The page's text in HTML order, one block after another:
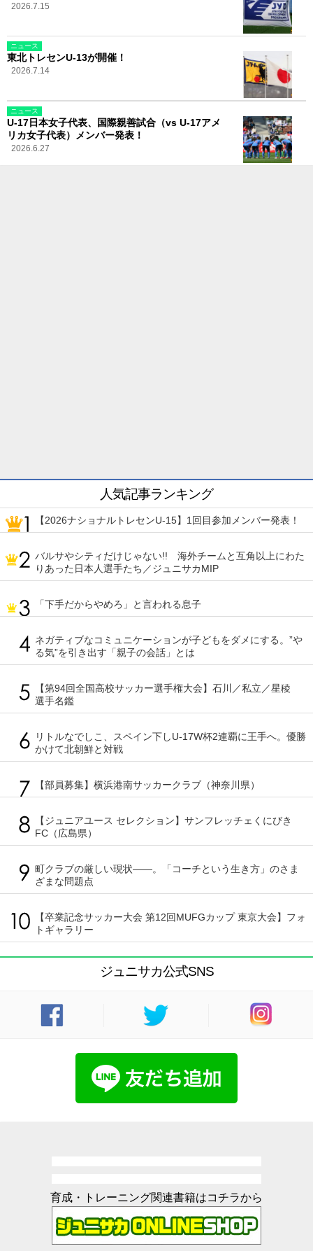
2026.7.15
ニュース
東北トレセンU-13が開催！
2026.7.14
ニュース
U-17日本女子代表、国際親善試合（vs U-17アメ
リカ女子代表）メンバー発表！
2026.6.27
人気記事ランキング
【2026ナショナルトレセンU-15】1回目参加メンバー発表！
バルサやシティだけじゃない!! 海外チームと互角以上にわた
りあった日本人選手たち／ジュニサカMIP
「下手だからやめろ」と言われる息子
ネガティブなコミュニケーションが子どもをダメにする。”や
る気”を引き出す「親子の会話」とは
【第94回全国高校サッカー選手権大会】石川／私立／星稜
選手名鑑
リトルなでしこ、スペイン下しU-17W杯2連覇に王手へ。優勝
かけて北朝鮮と対戦
【部員募集】横浜港南サッカークラブ（神奈川県）
【ジュニアユース セレクション】サンフレッチェくにびき
FC（広島県）
町クラブの厳しい現状――。「コーチという生き方」のさま
ざまな問題点
【卒業記念サッカー大会 第12回MUFGカップ 東京大会】フォ
トギャラリー
ジュニサカ公式SNS
育成・トレーニング関連書籍はコチラから